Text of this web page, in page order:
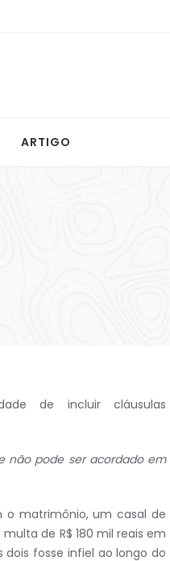
ARTIGO
de incluir cláusulas
não pode ser acordado em
o matrimônio, um casal de
de R$ 180 mil reais em
fosse infiel ao longo do